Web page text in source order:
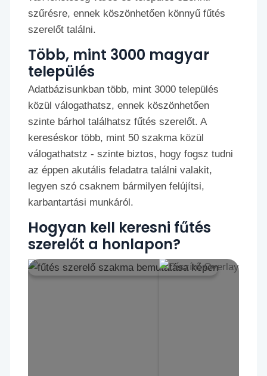
szűrésre, ennek köszönhetően könnyű fűtés
szerelőt találni.
Több, mint 3000 magyar
település
Adatbázisunkban több, mint 3000 település
közül válogathatsz, ennek köszönhetően
szinte bárhol találhatsz fűtés szerelőt. A
kereséskor több, mint 50 szakma közül
válogathatstz - szinte biztos, hogy fogsz tudni
az éppen akutális feladatra találni valakit,
legyen szó csaknem bármilyen felújítsi,
karbantartási munkáról.
Hogyan kell keresni fűtés
szerelőt a honlapon?